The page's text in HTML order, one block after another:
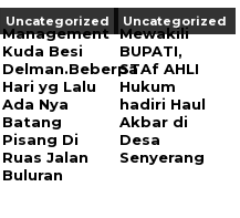
Uncategorized
Management
Kuda Besi
Delman.Beberpa
Hari yg Lalu
Ada Nya
Batang
Pisang Di
Ruas Jalan
Buluran
Uncategorized
Mewakili
BUPATI,
STAf AHLI
Hukum
hadiri Haul
Akbar di
Desa
Senyerang